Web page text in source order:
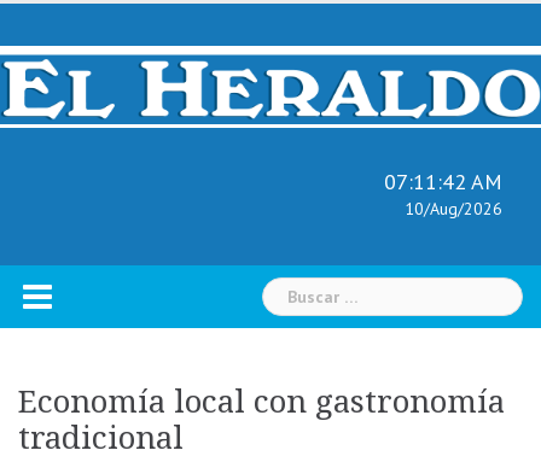
Skip
content
07:11:43 AM
10/Aug/2026
Buscar:
Economía local con gastronomía
tradicional